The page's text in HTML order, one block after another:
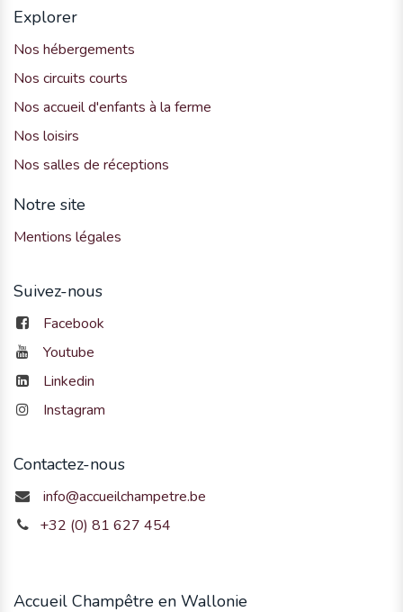
Explorer
Nos hébergements
Nos circuits courts
Nos accueil d'enfants à la ferme
Nos loisirs
Nos salles de réceptions
Notre site
Mentions légales
Suivez-nous
Facebook
Youtube
Linkedin
Instagram
Contactez-nous
info@accueilchampetre.be
+32 (0) 81 627 454
Accueil Champêtre en Wallonie